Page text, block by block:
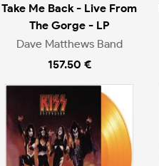
Take Me Back - Live From
The Gorge - LP
Dave Matthews Band
157.50 €